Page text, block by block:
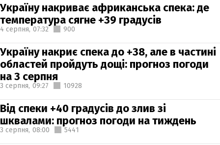
Україну накриває африканська спека: де
температура сягне +39 градусів
4 серпня, 07:32 900
Україну накриє спека до +38, але в частині
областей пройдуть дощі: прогноз погоди
на 3 серпня
3 серпня, 09:27 10928
Від спеки +40 градусів до злив зі
шквалами: прогноз погоди на тиждень
3 серпня, 08:00 5441